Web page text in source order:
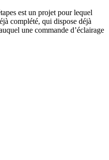
est un projet pour lequel
complété, qui dispose déjà
une commande d’éclairage